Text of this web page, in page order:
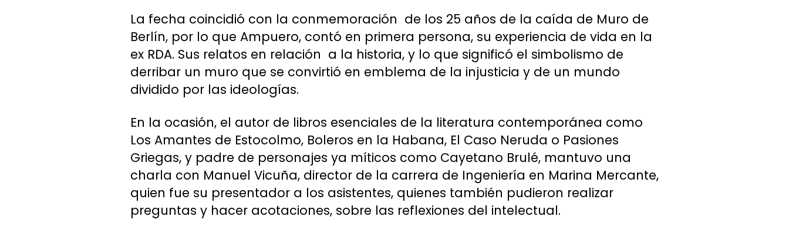
La fecha coincidió con la conmemoración de los 25 años de la caída de Muro de
Berlín, por lo que Ampuero, contó en primera persona, su experiencia de vida en la
ex RDA. Sus relatos en relación a la historia, y lo que significó el simbolismo de
derribar un muro que se convirtió en emblema de la injusticia y de un mundo
dividido por las ideologías.
En la ocasión, el autor de libros esenciales de la literatura contemporánea como
Los Amantes de Estocolmo, Boleros en la Habana, El Caso Neruda o Pasiones
Griegas, y padre de personajes ya míticos como Cayetano Brulé, mantuvo una
charla con Manuel Vicuña, director de la carrera de Ingeniería en Marina Mercante,
quien fue su presentador a los asistentes, quienes también pudieron realizar
preguntas y hacer acotaciones, sobre las reflexiones del intelectual.